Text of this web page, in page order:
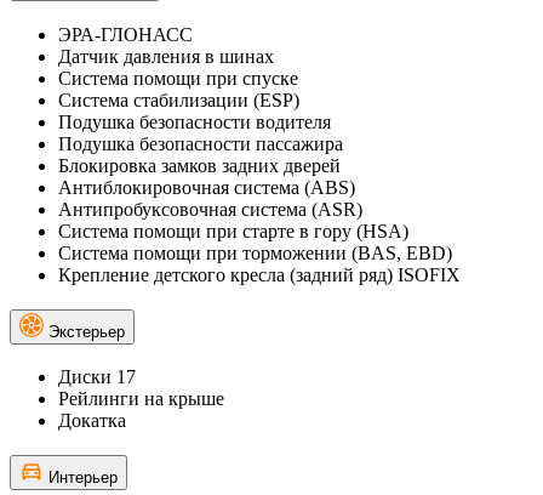
ЭРА-ГЛОНАСС
Датчик давления в шинах
Система помощи при спуске
Система стабилизации (ESP)
Подушка безопасности водителя
Подушка безопасности пассажира
Блокировка замков задних дверей
Антиблокировочная система (ABS)
Антипробуксовочная система (ASR)
Система помощи при старте в гору (HSA)
Система помощи при торможении (BAS, EBD)
Крепление детского кресла (задний ряд) ISOFIX
Экстерьер
Диски 17
Рейлинги на крыше
Докатка
Интерьер